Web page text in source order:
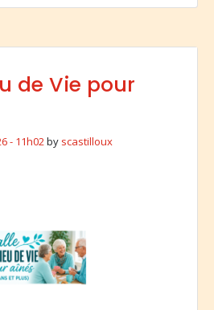
de Vie pour
- 11h02by scastilloux